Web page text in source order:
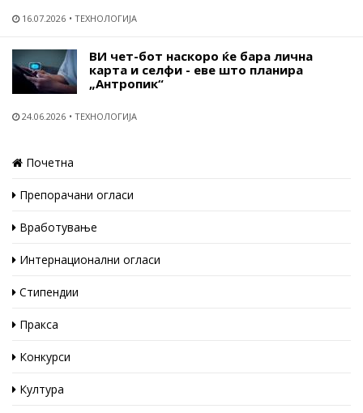
16.07.2026 ТЕХНОЛОГИЈА
ВИ чет-бот наскоро ќе бара лична
карта и селфи - еве што планира
„Антропик“
24.06.2026 ТЕХНОЛОГИЈА
Почетна
Препорачани огласи
Вработување
Интернационални огласи
Стипендии
Пракса
Конкурси
Култура